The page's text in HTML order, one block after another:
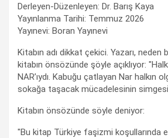
Derleyen-Düzenleyen: Dr. Barış Kaya
Yayınlanma Tarihi: Temmuz 2026
Yayınevi: Boran Yayınevi
Kitabın adı dikkat çekici. Yazarı, neden
kitabın önsözünde şöyle açıklıyor:
NAR’ıydı. Kabuğu çatlayan Nar halkın
sokağa taşacak mücadelesinin
Kitabın önsözünde söyle deniyor:
"Bu kitap Türkiye faşizmi koşullarında